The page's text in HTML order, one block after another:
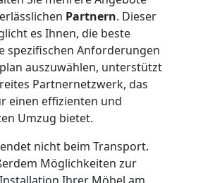
Partnern. Dieser
es Ihnen, die beste
spezifischen Anforderungen
auszuwählen, unterstützt
Partnernetzwerk, das
einen effizienten und
Umzug bietet.
nicht beim Transport.
Möglichkeiten zur
Ihrer Möbel am